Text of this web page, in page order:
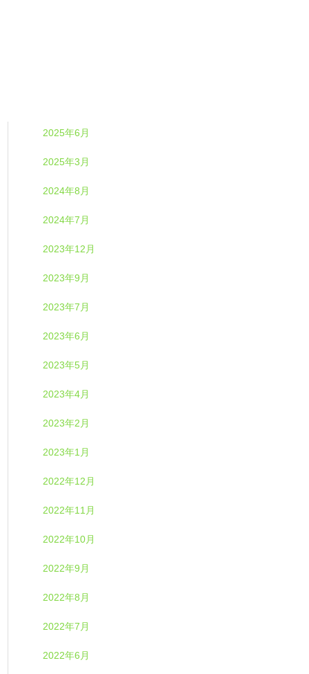
2025年6月
2025年3月
2024年8月
2024年7月
2023年12月
2023年9月
2023年7月
2023年6月
2023年5月
2023年4月
2023年2月
2023年1月
2022年12月
2022年11月
2022年10月
2022年9月
2022年8月
2022年7月
2022年6月